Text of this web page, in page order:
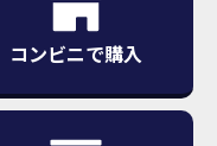
コンビニで購入